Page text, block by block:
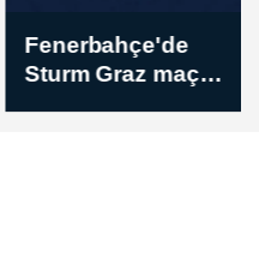
Fenerbahçe'de
Sturm Graz maçı